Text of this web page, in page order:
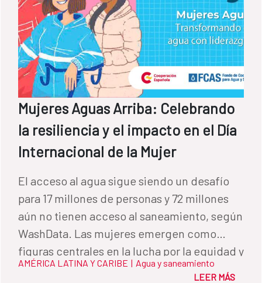
Mujeres Aguas Arriba: Celebrando
la resiliencia y el impacto en el Día
Internacional de la Mujer
El acceso al agua sigue siendo un desafío
para 17 millones de personas y 72 millones
aún no tienen acceso al saneamiento, según
WashData. Las mujeres emergen como
figuras centrales en la lucha por la equidad y
el desarrollo sostenible de este sector en
AMÉRICA LATINA Y CARIBE | Agua y saneamiento
LEER MÁS